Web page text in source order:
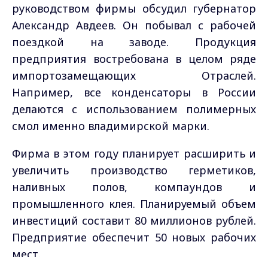
руководством фирмы обсудил губернатор
Александр Авдеев. Он побывал с рабочей
поездкой на заводе. Продукция
предприятия востребована в целом ряде
импортозамещающих Отраслей.
Например, все конденсаторы в России
делаются с использованием полимерных
смол именно владимирской марки.
Фирма в этом году планирует расширить и
увеличить производство герметиков,
наливных полов, компаундов и
промышленного клея. Планируемый объем
инвестиций составит 80 миллионов рублей.
Предприятие обеспечит 50 новых рабочих
мест.